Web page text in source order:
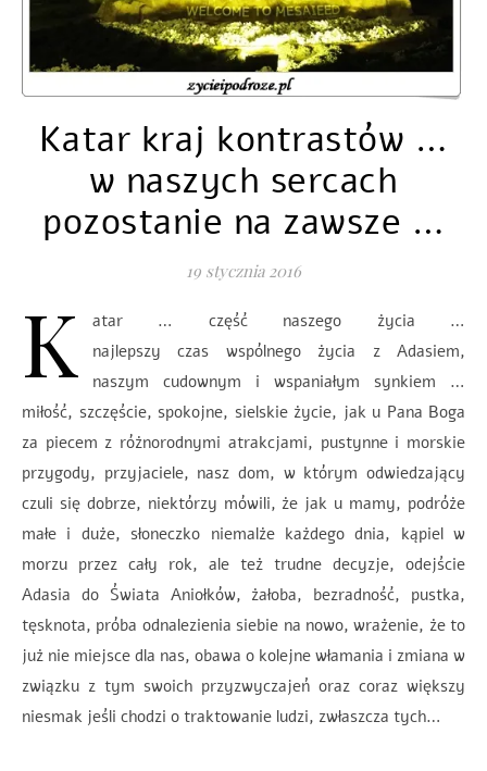
Katar kraj kontrastów …
w naszych sercach
pozostanie na zawsze …
19 stycznia 2016
K
atar … część naszego życia …
najlepszy czas wspólnego życia z Adasiem,
naszym cudownym i wspaniałym synkiem …
miłość, szczęście, spokojne, sielskie życie, jak u Pana Boga
za piecem z różnorodnymi atrakcjami, pustynne i morskie
przygody, przyjaciele, nasz dom, w którym odwiedzający
czuli się dobrze, niektórzy mówili, że jak u mamy, podróże
małe i duże, słoneczko niemalże każdego dnia, kąpiel w
morzu przez cały rok, ale też trudne decyzje, odejście
Adasia do Świata Aniołków, żałoba, bezradność, pustka,
tęsknota, próba odnalezienia siebie na nowo, wrażenie, że to
już nie miejsce dla nas, obawa o kolejne włamania i zmiana w
związku z tym swoich przyzwyczajeń oraz coraz większy
niesmak jeśli chodzi o traktowanie ludzi, zwłaszcza tych…